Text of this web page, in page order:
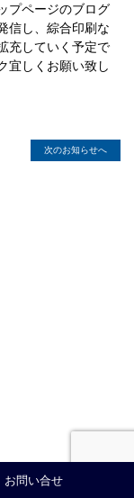
プページのブログ
信し、綜合印刷な
充していく予定で
宜しくお願い致し
次のお知らせへ
お問い合せ